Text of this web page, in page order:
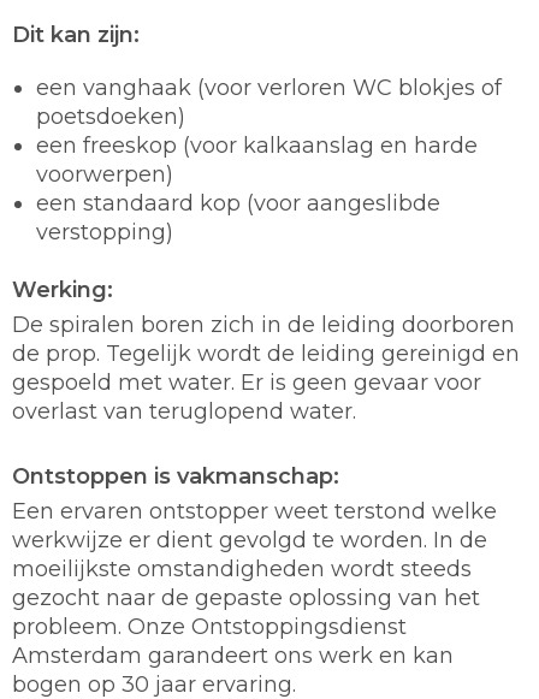
Dit kan zijn:
een vanghaak (voor verloren WC blokjes of
poetsdoeken)
een freeskop (voor kalkaanslag en harde
voorwerpen)
een standaard kop (voor aangeslibde
verstopping)
Werking:
De spiralen boren zich in de leiding doorboren
de prop. Tegelijk wordt de leiding gereinigd en
gespoeld met water. Er is geen gevaar voor
overlast van teruglopend water.
Ontstoppen is vakmanschap:
Een ervaren ontstopper weet terstond welke
werkwijze er dient gevolgd te worden. In de
moeilijkste omstandigheden wordt steeds
gezocht naar de gepaste oplossing van het
probleem. Onze Ontstoppingsdienst
Amsterdam garandeert ons werk en kan
bogen op 30 jaar ervaring.